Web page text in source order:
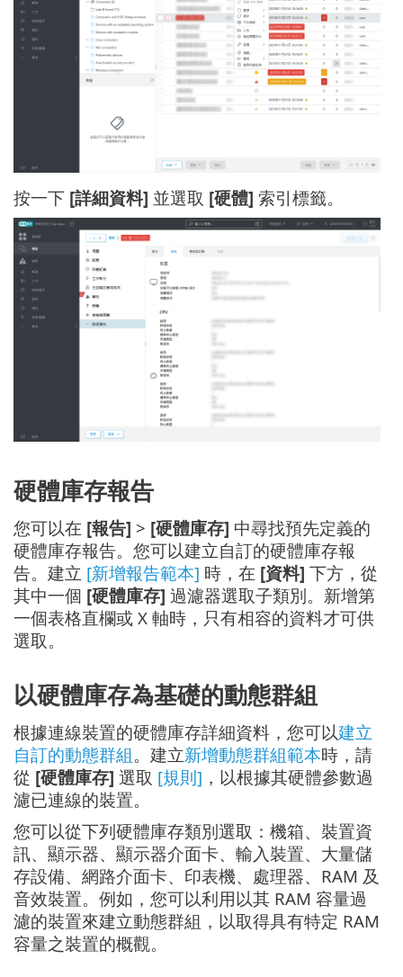
按一下 [詳細資料] 並選取 [硬體] 索引標籤。
硬體庫存報告
您可以在 [報告] > [硬體庫存] 中尋找預先定義的
硬體庫存報告。您可以建立自訂的硬體庫存報
告。建立 [新增報告範本] 時，在 [資料] 下方，從
其中一個 [硬體庫存] 過濾器選取子類別。新增第
一個表格直欄或 X 軸時，只有相容的資料才可供
選取。
以硬體庫存為基礎的動態群組
根據連線裝置的硬體庫存詳細資料，您可以建立
自訂的動態群組。建立新增動態群組範本時，請
從 [硬體庫存] 選取 [規則] ，以根據其硬體參數過
濾已連線的裝置。
您可以從下列硬體庫存類別選取：機箱、裝置資
訊、顯示器、顯示器介面卡、輸入裝置、大量儲
存設備、網路介面卡、印表機、處理器、RAM 及
音效裝置。例如，您可以利用以其 RAM 容量過
濾的裝置來建立動態群組，以取得具有特定 RAM
容量之裝置的概觀。